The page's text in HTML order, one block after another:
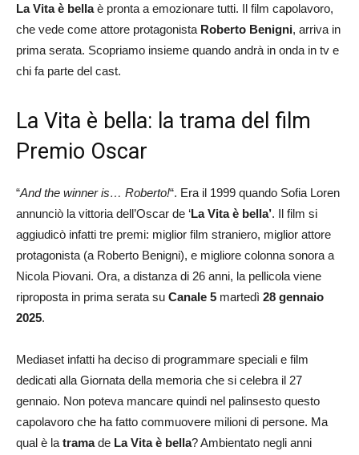
La Vita è bellaè pronta a emozionare tutti. Il film capolavoro,
che vede come attore protagonista Roberto Benigni, arriva in
prima serata. Scopriamo insieme quando andrà in onda in tv e
chi fa parte del cast.
La Vita è bella: la trama del film
Premio Oscar
“And the winner is… Roberto!“. Era il 1999 quando Sofia Loren
annunciò la vittoria dell’Oscar de ‘La Vita è bella’. Il film si
aggiudicò infatti tre premi: miglior film straniero, miglior attore
protagonista (a Roberto Benigni), e migliore colonna sonora a
Nicola Piovani. Ora, a distanza di 26 anni, la pellicola viene
riproposta in prima serata su Canale 5 martedì 28 gennaio
2025.
Mediaset infatti ha deciso di programmare speciali e film
dedicati alla Giornata della memoria che si celebra il 27
gennaio. Non poteva mancare quindi nel palinsesto questo
capolavoro che ha fatto commuovere milioni di persone. Ma
qual è la tramade La Vita è bella? Ambientato negli anni